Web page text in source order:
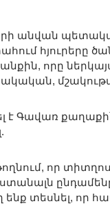
անվան
հյուրերը
որը
է Գավառ
որ
ստանալն
տեսնել, որ